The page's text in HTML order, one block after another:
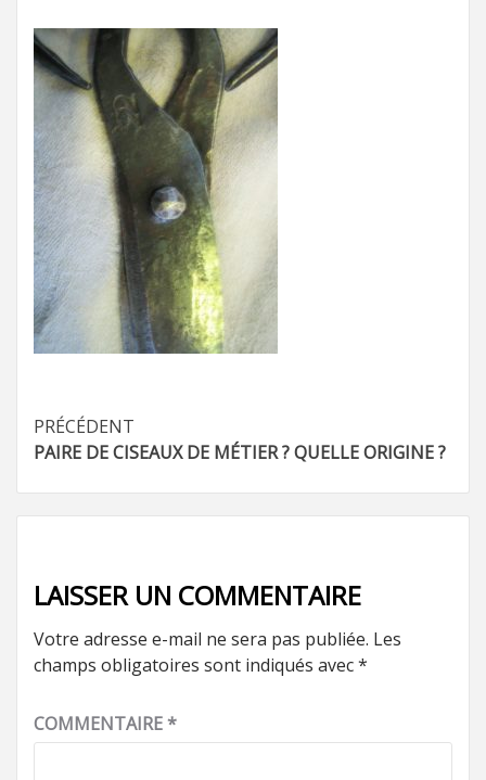
Navigation
d’article
PRÉCÉDENT
PAIRE DE CISEAUX DE MÉTIER ? QUELLE ORIGINE ?
LAISSER UN COMMENTAIRE
Votre adresse e-mail ne sera pas publiée. Les
champs obligatoires sont indiqués avec*
COMMENTAIRE*